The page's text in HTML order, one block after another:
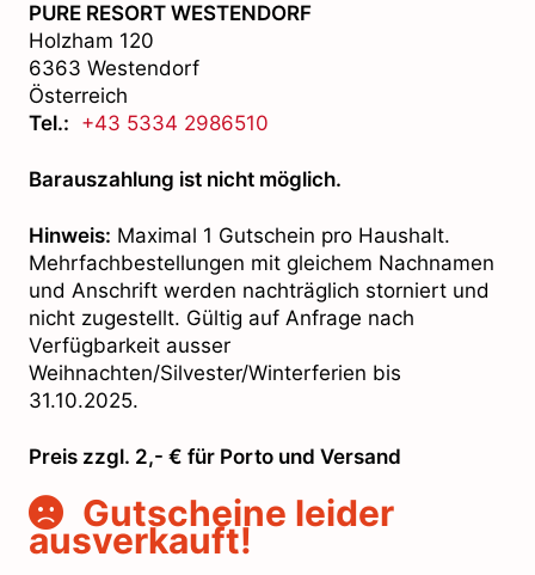
PURE RESORT WESTENDORF
Holzham 120
6363 Westendorf
Österreich
Tel.: +43 5334 2986510
Barauszahlung ist nicht möglich.
Hinweis: Maximal 1 Gutschein pro Haushalt.
Mehrfachbestellungen mit gleichem Nachnamen
und Anschrift werden nachträglich storniert und
nicht zugestellt. Gültig auf Anfrage nach
Verfügbarkeit ausser
Weihnachten/Silvester/Winterferien bis
31.10.2025.
Preis zzgl. 2,- € für Porto und Versand
Gutscheine leider
ausverkauft!